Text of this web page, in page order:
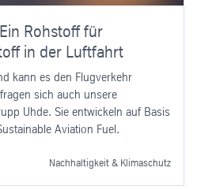
Rohstoff für
in der Luftfahrt
kann es den Flugverkehr
sich auch unsere
Uhde. Sie entwickeln auf Basis
Aviation Fuel.
Nachhaltigkeit & Klimaschutz